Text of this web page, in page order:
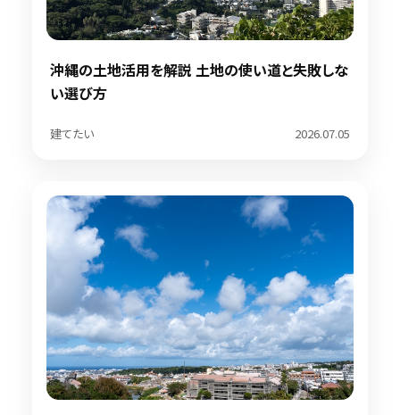
沖縄の土地活用を解説 土地の使い道と失敗しな
い選び方
建てたい 2026.07.05